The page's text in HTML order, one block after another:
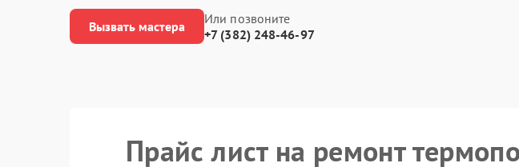
Вызвать мастера
Или позвоните
+7 (382) 248-46-97
Прайс лист на ремонт